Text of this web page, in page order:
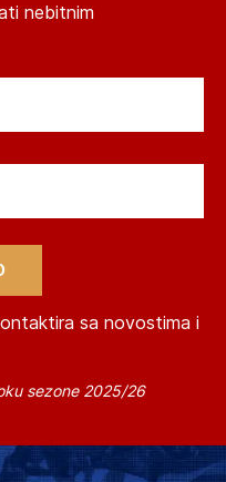
nebitnim
sa novostima i
sezone 2025/26